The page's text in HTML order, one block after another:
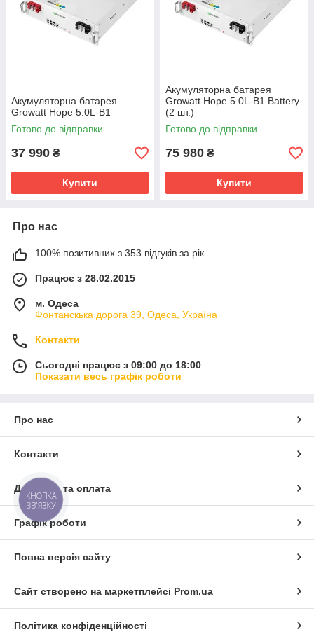
Акумуляторна батарея
Growatt Hope 5.0L-B1
Готово до відправки
37 990 ₴
Купити
Акумуляторна батарея
Growatt Hope 5.0L-B1 Battery
(2 шт.)
Готово до відправки
75 980 ₴
Купити
Про нас
100% позитивних з 353 відгуків за рік
Працює з 28.02.2015
м. Одеса
Фонтанскька дорога 39, Одеса, Україна
Контакти
Сьогодні працює з 09:00 до 18:00
Показати весь графік роботи
Про нас
Контакти
Доставка та оплата
Графік роботи
Повна версія сайту
Сайт створено на маркетплейсі Prom.ua
Політика конфіденційності
КНОПКА
ЗВ'ЯЗКУ